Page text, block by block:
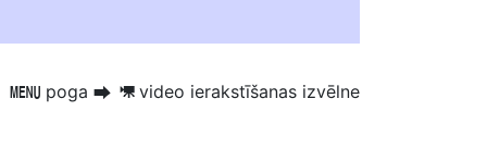
G poga U 1 video ierakstīšanas izvēlne